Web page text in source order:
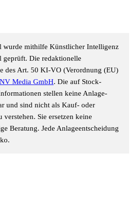
wurde mithilfe Künstlicher Intelligenz
geprüft. Die redaktionelle
des Art. 50 KI-VO (Verordnung (EU)
Media GmbH. Die auf Stock-
stellen keine Anlage-
und sind nicht als Kauf- oder
Sie ersetzen keine
Beratung. Jede Anlageentscheidung